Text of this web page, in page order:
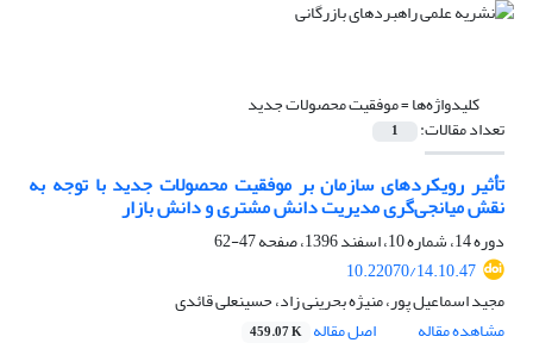
کلیدواژه‌ها =موفقیت محصولات جدید
تعداد مقالات: 1
تأثیر رویکردهای سازمان بر موفقیت محصولات جدید با توجه به
نقش میانجی‌گری مدیریت دانش مشتری و دانش بازار
دوره 14، شماره 10، اسفند 1396، صفحه
47-62
10.22070/14.10.47
مجید اسماعیل پور، منیژه بحرینی زاد، حسینعلی قائدی
مشاهده مقاله
اصل مقاله 459.07 K